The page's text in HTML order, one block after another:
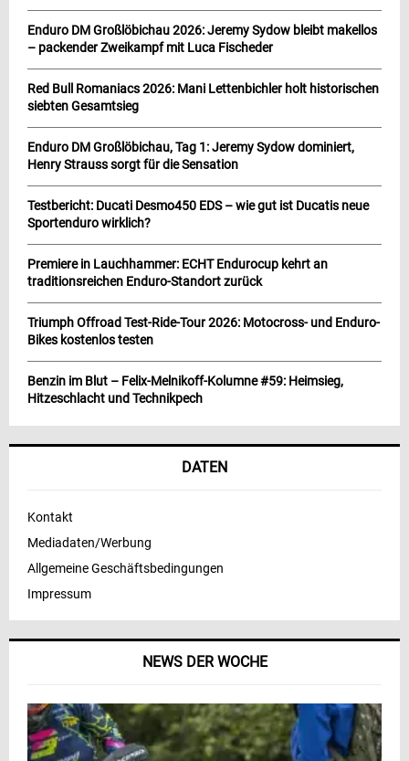
NEWS DER WOCHE
Enduro DM Großlöbichau 2026: Jeremy Sydow bleibt makellos
– packender Zweikampf mit Luca Fischeder
Red Bull Romaniacs 2026: Mani Lettenbichler holt historischen
siebten Gesamtsieg
Enduro DM Großlöbichau, Tag 1: Jeremy Sydow dominiert,
Henry Strauss sorgt für die Sensation
Testbericht: Ducati Desmo450 EDS – wie gut ist Ducatis neue
Sportenduro wirklich?
Premiere in Lauchhammer: ECHT Endurocup kehrt an
traditionsreichen Enduro-Standort zurück
Triumph Offroad Test-Ride-Tour 2026: Motocross- und Enduro-
Bikes kostenlos testen
Benzin im Blut – Felix-Melnikoff-Kolumne #59: Heimsieg,
Hitzeschlacht und Technikpech
DATEN
Kontakt
Mediadaten/Werbung
Allgemeine Geschäftsbedingungen
Impressum